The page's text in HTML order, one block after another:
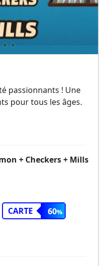
passionnants ! Une
pour tous les âges.
+ Checkers + Mills
CARTE
60